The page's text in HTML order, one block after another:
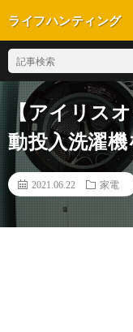
ライフハンティング
【アイリス
動投入洗濯
2021.06.22 家電